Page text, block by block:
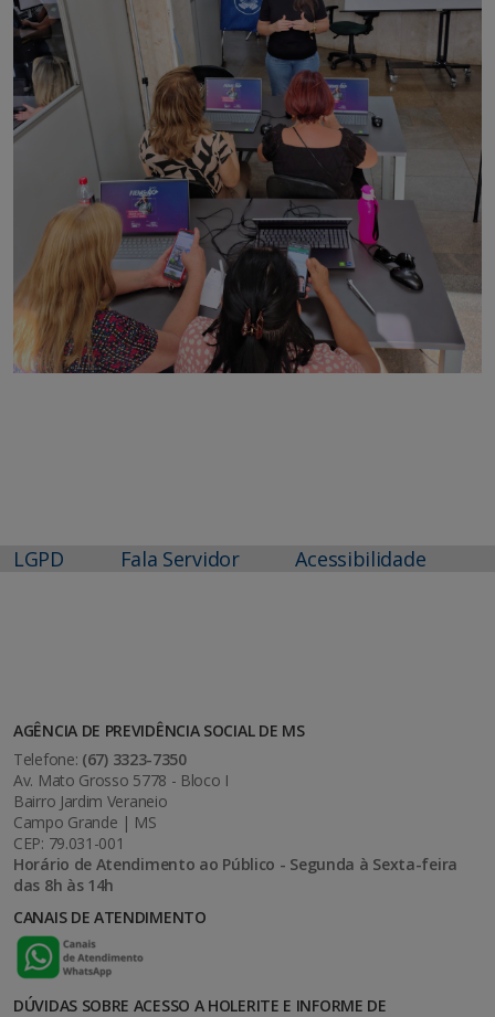
LGPD Fala Servidor Acessibilidade
AGÊNCIA DE PREVIDÊNCIA SOCIAL DE MS
Telefone: (67) 3323-7350
Av. Mato Grosso 5778 - Bloco I
Bairro Jardim Veraneio
Campo Grande | MS
CEP: 79.031-001
Horário de Atendimento ao Público - Segunda à Sexta-feira
das 8h às 14h
CANAIS DE ATENDIMENTO
DÚVIDAS SOBRE ACESSO A HOLERITE E INFORME DE